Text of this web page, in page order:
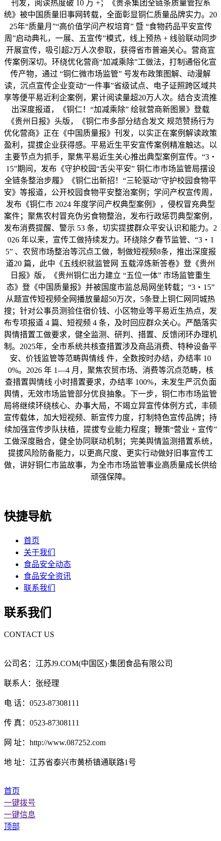
刊发，阅读热度破 10 万 +；《贵茶集团全链条质量管控系
统》被中国质量旧事网转载，全面彰显铜仁质量品牌实力。20
25年“质量月”“高价值学问产权培育” 暨 “食物药品平安宣传
周”启动典礼，一展、五宣传”模式，线上预热 + 线验联动同步
开展宣传，吸引超2万人次参取，获得省市普遍关心。营商宣
传案例深切。环绕优化营商“加减乘除”工做法，打制通俗化宣
传产物，通过 “铜仁微市场监管” 号发布政策图解、动漫解
读，沉点宣传企业变动“一件事”省级试点、电子证照跨区域共
享等便平易近利企案例，累计阅读量超20万人次。结合支流推
出深度报道，《铜仁！“加减乘除” 绘就营商新图景》登载
《贵州日报》头版，《铜仁市多部分结合发文 规范赞扬行为
优化营商》正在《中国质量报》刊发，以实正在案例解读政策
盈利，提拔企业获得感。平易近生平安宣传案例精准触达。以
主要节点为抓手，聚焦平易近生关心推出典型案例宣传。“3・
15”期间，发布《守护校园“舌尖平安” 铜仁市市场监管局摆设
全链条整治步履》《铜仁出新招！“三轮驱动”守护校园食物平
安》等报道，公开校园食物平安整治案例；学问产权宣传周，
发布《铜仁市 2024 年度学问产权典型案例》，侵权冒充典型
案件；聚焦农村冒充伪劣食物整治，发布行政惩罚典型案例，
发布消费提醒、警示 53 条，切实提拔群众平安认识和能力。2
026 年以来，宣传工做持续发力。环绕除夕春节监管、“3・1
5” 、农贸市场整治等沉点工做，制做短视频8条，推出深度报
道20 篇，此中《五线织就监管网 五载淬炼新答卷》登《贵州
日报》版，《贵州铜仁出力建立 “五位一体” 市场监管重生
态》登《中国质量报》并被国度市监总局网坐转载；“3・15”
从题宣传短视频全网播放量超50万次，5条登上铜仁网同城热
搜；针对公事员测验住宿价钱、小区物业等平易近生热点，发
布专项报道 4 篇、短视频 4 条，及时回应群众关心。严酷落实
舆情措置工做要求，健全监测、研判、措置、反馈闭环办理机
制。2025年，全市系统共核查措置涉及商品消费、特种设备平
安、价钱监管等范畴舆情线 件，全数按时办结，办结率 10
0%。2026 年 1—4 月，聚焦农贸市场、消费等沉点范畴，核
查措置舆情线 小时措置要求，办结率 100%，未发生严沉负面
舆情，无效市场监管部分优良抽象。下一步，铜仁市市场监管
局将继续环绕核心、办事大局，不竭立异宣传体例方式，丰硕
宣传载体，加大短视频、新宣传力度，打制特色宣传品牌；持
续加强宣传步队扶植，提拔专业能力程度；鞭策“营业 + 宣传”
工做深度融合，健全协同联动机制；完美舆情监测措置系统，
提拔风险防备能力，以更高尺度、更实行动做好旧事宣传工
做，讲好铜仁市监故事，为全市市场监管事业高质量成长供给
顽强保障。
快捷导航
首页
关于我们
食品安全动态
食品安全资讯
联系我们
联系我们
CONTACT US
公司名：江苏J9.COM(中国区)·集团食品有限公司
联系人：张经理
电 话：0523-87308111
传 真：0523-87308111
网 址：http://www.087252.com
地 址：江苏省泰兴市黄桥镇通联路1号
首页
一键拨号
一键信息
顶部